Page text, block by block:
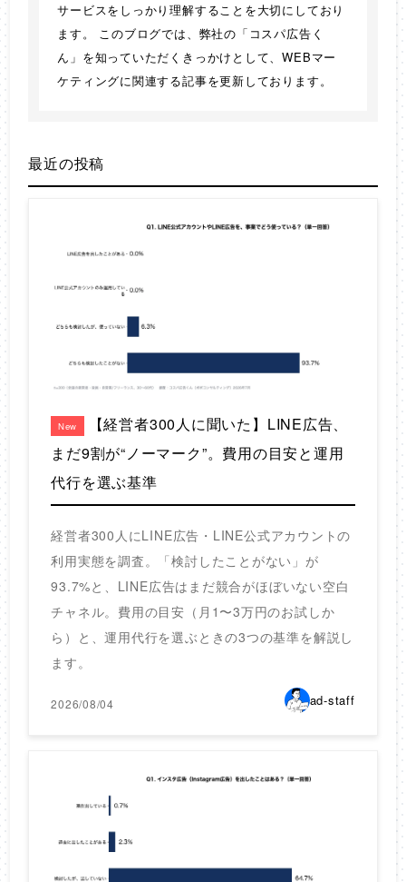
サービスをしっかり理解することを大切にしており
ます。 このブログでは、弊社の「コスパ広告く
ん」を知っていただくきっかけとして、WEBマー
ケティングに関連する記事を更新しております。
最近の投稿
New
【経営者300人に聞いた】LINE広告、
まだ9割が“ノーマーク”。費用の目安と運用
代行を選ぶ基準
経営者300人にLINE広告・LINE公式アカウントの
利用実態を調査。「検討したことがない」が
93.7%と、LINE広告はまだ競合がほぼいない空白
チャネル。費用の目安（月1〜3万円のお試しか
ら）と、運用代行を選ぶときの3つの基準を解説し
ます。
2026/08/04 ad-staff